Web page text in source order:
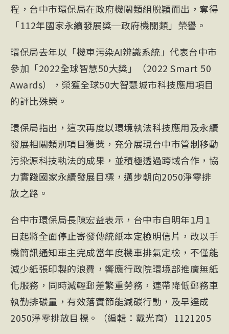
程，台中市環保局在政府機關類組脫穎而出，奪得
「112年國家永續發展獎─政府機關類」榮譽。
環保局去年以「機車污染AI辨識系統」代表台中市
參加「2022全球智慧50大獎」（2022 Smart 50
Awards），榮獲全球50大智慧城市科技應用項目
的評比殊榮。
環保局指出，這次再度以環境執法科技應用及永續
發展相關類別項目獲獎，充分展現台中市管制移動
污染源科技執法的成果，並積極透過跨域合作，協
力實踐國家永續發展目標，邁步朝向2050淨零排
放之路。
台中市環保局長陳宏益表示，台中市自明年1月1
日起將全面停止寄發傳統紙本定檢明信片，改以手
機簡訊通知車主完成當年度機車排氣定檢，不僅能
減少紙張印製的浪費，響應行政院環境部推廣無紙
化服務，同時減輕郵差繁重勞務，連帶降低郵務車
執勤排碳量，有效落實節能減碳行動，及早達成
2050淨零排放目標。（編輯：戴光育）1121205